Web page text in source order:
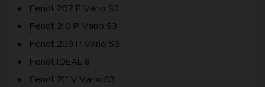
Fendt 207 F Vario S3
Fendt 210 P Vario S3
Fendt 209 P Vario S3
Fendt IDEAL 8
Fendt 211 V Vario S3